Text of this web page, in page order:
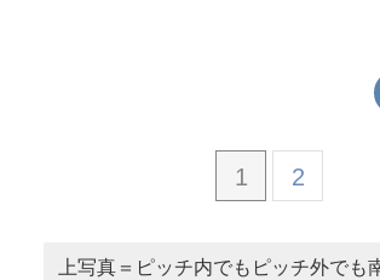
1 2
上写真＝ピッチ内でもピッチ外でも